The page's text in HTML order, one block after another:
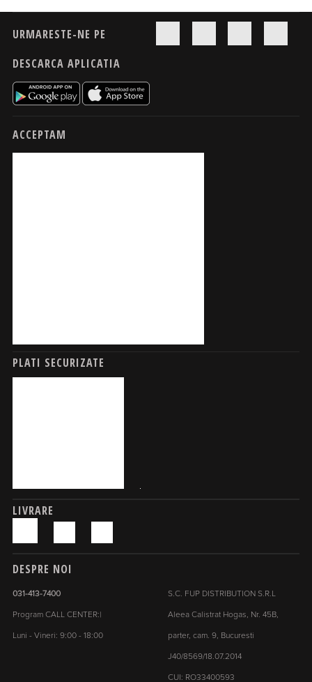
URMARESTE-NE PE
DESCARCA APLICATIA
ACCEPTAM
PLATI SECURIZATE
LIVRARE
DESPRE NOI
031-413-7400
Program CALL CENTER:|
Luni - Vineri: 9:00 - 18:00
S.C. FUP DISTRIBUTION S.R.L
Aleea Calistrat Hogas, Nr. 45B,
parter, cam. 9, Bucuresti
J40/8569/18.07.2014
CUI: RO33400593